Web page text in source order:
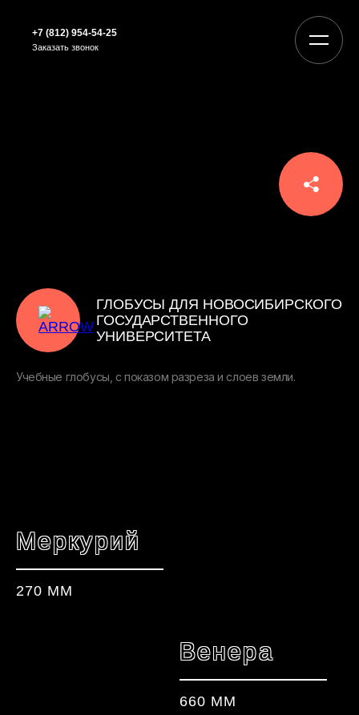
+7 (812) 954-54-25
Заказать звонок
ГЛОБУСЫ ДЛЯ НОВОСИБИРСКОГО
ГОСУДАРСТВЕННОГО
УНИВЕРСИТЕТА
Учебные глобусы, с показом разреза и слоев земли.
Меркурий
270 ММ
Венера
660 ММ